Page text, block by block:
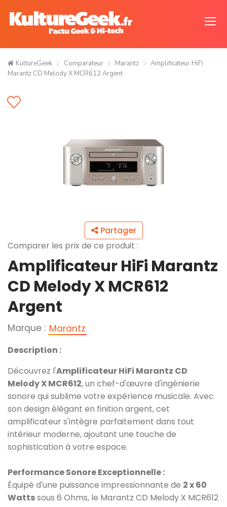
KultureGeek Comparateur Marantz
Amplificateur HiFi
Marantz CD Melody X MCR612 Argent
Partager
Comparer les prix de ce produit :
Amplificateur HiFi Marantz
CD Melody X MCR612
Argent
Marque : Marantz
Description :
Découvrez l'Amplificateur HiFi Marantz CD
Melody X MCR612, un chef-d'œuvre d'ingénierie
sonore qui sublime votre expérience musicale. Avec
son design élégant en finition argent, cet
amplificateur s'intègre parfaitement dans tout
intérieur moderne, ajoutant une touche de
sophistication à votre espace.
Performance Sonore Exceptionnelle :
Équipé d'une puissance impressionnante de 2 x 60
Wattssous 6 Ohms, le Marantz CD Melody X MCR612